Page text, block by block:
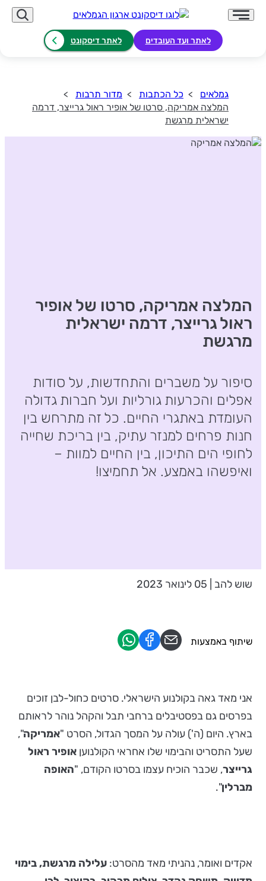
לאתר ועד העובדים לאתר דיסקונט
גמלאים כל הכתבות
מדור תרבות
המלצה אמריקה, סרטו של אופיר ראול גרייצר, דרמה
ישראלית מרגשת
המלצה אמריקה, סרטו של אופיר
ראול גרייצר, דרמה ישראלית
מרגשת
סיפור על משברים והתחדשות, על סודות
אפלים והכרעות גורליות ועל חברות גדולה
העומדת באתגרי החיים. כל זה מתרחש בין
חנות פרחים למנזר עתיק, בין בריכת שחייה
לחופי הים התיכון, בין החיים למוות –
ואיפשהו באמצע. אל תחמיצו!
שוש להב | 05 לינואר 2023
אני מאד גאה בקולנוע הישראלי. סרטים כחול-לבן זוכים
בפרסים גם בפסטיבלים ברחבי תבל והקהל נוהר לראותם
בארץ. היום (ה') עולה על המסך הגדול, הסרט "אמריקה",
שעל התסריט והבימוי שלו אחראי הקולנוען אופיר ראול
גרייצר, שכבר הוכיח עצמו בסרטו הקודם, "האופה
מברלין".
אקדים ואומר, נהניתי מאד מהסרט: עלילה מרגשת, בימוי
שיתוף באמצעות